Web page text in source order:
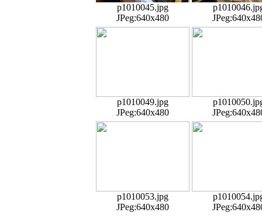
p1010045.jpg
JPeg:640x480
p1010049.jpg
JPeg:640x480
p1010053.jpg
JPeg:640x480